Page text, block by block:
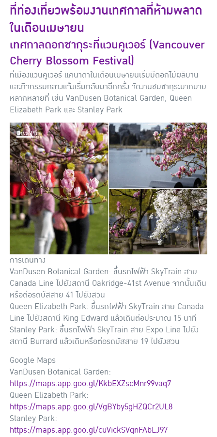
ที่ท่องเที่ยวพร้อมงานเทศกาลที่ห้ามพลาด
ในเดือนเมษายน
เทศกาลดอกซากุระที่แวนคูเวอร์ (Vancouver
Cherry Blossom Festival)
ที่เมืองแวนคูเวอร์ แคนาดาในเดือนเมษายนเริ่มมีดอกไม้ผลิบาน
และกิจกรรมกลางแจ้งเริ่มกลับมาอีกครั้ง จัดงานชมซากุระมากมาย
หลากหลายที่ เช่น VanDusen Botanical Garden, Queen
Elizabeth Park และ Stanley Park
การเดินทาง
VanDusen Botanical Garden: ขึ้นรถไฟฟ้า SkyTrain สาย
Canada Line ไปยังสถานี Oakridge-41st Avenue จากนั้นเดิน
หรือต่อรถบัสสาย 41 ไปยังสวน
Queen Elizabeth Park: ขึ้นรถไฟฟ้า SkyTrain สาย Canada
Line ไปยังสถานี King Edward แล้วเดินต่อประมาณ 15 นาที
Stanley Park: ขึ้นรถไฟฟ้า SkyTrain สาย Expo Line ไปยัง
สถานี Burrard แล้วเดินหรือต่อรถบัสสาย 19 ไปยังสวน
Google Maps
VanDusen Botanical Garden:
https://maps.app.goo.gl/KkbEXZscMnr99vaq7
Queen Elizabeth Park:
https://maps.app.goo.gl/VgBYby5gHZQCr2UL8
Stanley Park:
https://maps.app.goo.gl/cuVickSVqnFAbLJ97